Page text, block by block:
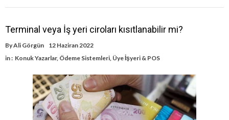
Terminal veya İş yeri ciroları kısıtlanabilir mi?
ByAli Görgün
12 Haziran 2022
in : Konuk Yazarlar, Ödeme Sistemleri Üye İşyeri & POS